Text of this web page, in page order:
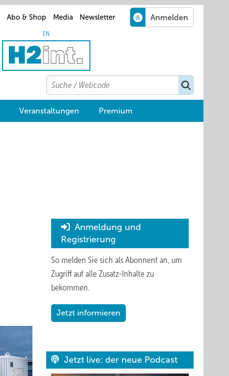
Abo & Shop Media Newsletter
EN
Search
Suchen
Veranstaltungen Premium
Anmeldung und
Registrierung
So melden Sie sich als Abonnent an, um
Zugriff auf alle Zusatz-Inhalte zu
bekommen.
Jetzt informieren
Jetzt live: der neue Podcast